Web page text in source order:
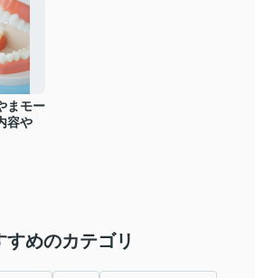
まモー
容や
すめのカテゴリ